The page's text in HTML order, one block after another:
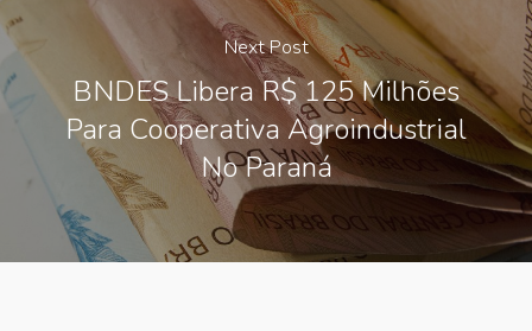
Next Post
BNDES Libera R$ 125 Milhões
Para Cooperativa Agroindustrial
No Paraná